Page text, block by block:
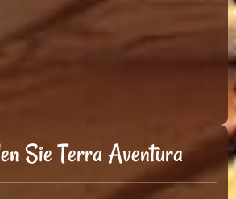
Sie Terra Aventura